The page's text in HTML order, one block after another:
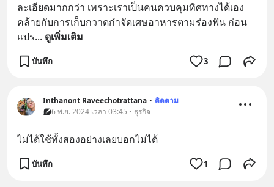
ละเอียดมากกว่า เพราะเราเป็นคนควบคุมทิศทางได้เอง
คล้ายกับการเก็บกวาดกำจัดเศษอาหารตามร่องฟัน ก่อน
แปร... ดูเพิ่มเติม
บันทึก 3
Inthanont Raveechotrattana • ติดตาม
6 พ.ย. 2024 เวลา 03:45 • ธุรกิจ
ไม่ได้ใช้ทั้งสองอย่างเลยบอกไม่ได้
บันทึก 1